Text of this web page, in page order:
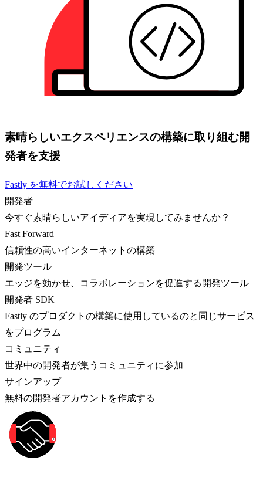
素晴らしいエクスペリエンスの構築に取り組む開
発者を支援
Fastly を無料でお試しください
開発者
今すぐ素晴らしいアイディアを実現してみませんか？
Fast Forward
信頼性の高いインターネットの構築
開発ツール
エッジを効かせ、コラボレーションを促進する開発ツール
開発者 SDK
Fastly のプロダクトの構築に使用しているのと同じサービス
をプログラム
コミュニティ
世界中の開発者が集うコミュニティに参加
サインアップ
無料の開発者アカウントを作成する